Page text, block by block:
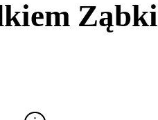
Ząbki